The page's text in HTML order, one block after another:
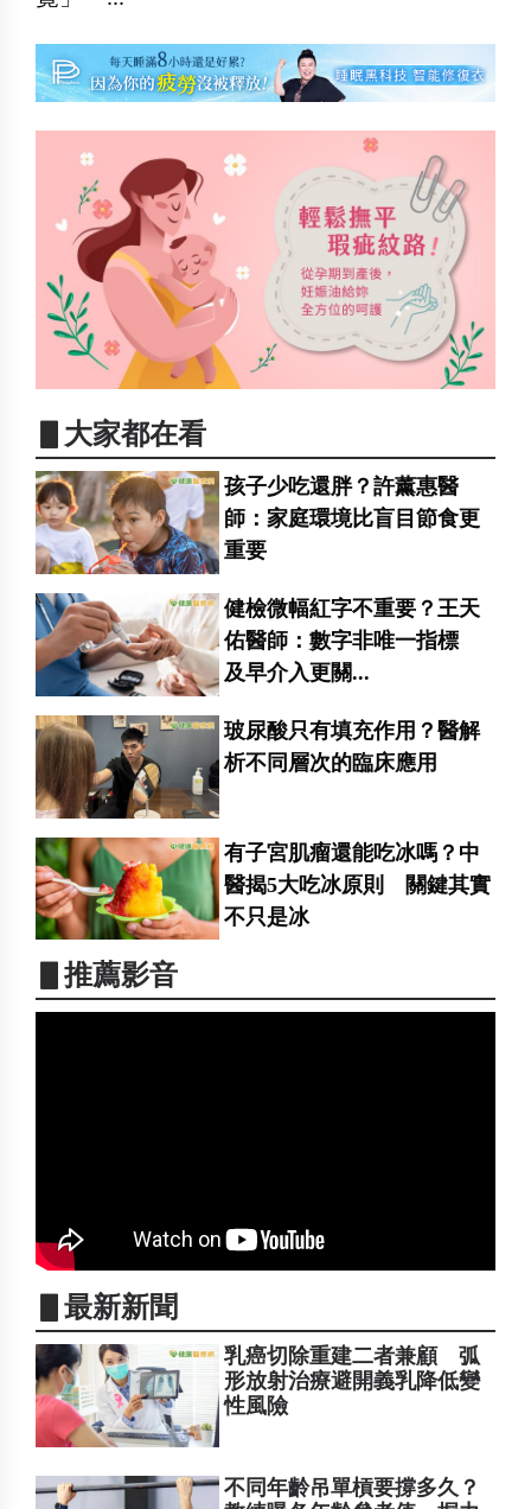
▋大家都在看
孩子少吃還胖？許薰惠醫
師：家庭環境比盲目節食更
重要
健檢微幅紅字不重要？王天
佑醫師：數字非唯一指標
及早介入更關...
玻尿酸只有填充作用？醫解
析不同層次的臨床應用
有子宮肌瘤還能吃冰嗎？中
醫揭5大吃冰原則 關鍵其實
不只是冰
▋推薦影音
▋最新新聞
乳癌切除重建二者兼顧 弧
形放射治療避開義乳降低變
性風險
不同年齡吊單槓要撐多久？